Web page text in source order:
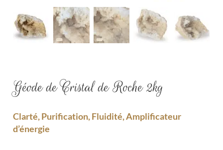
Géode de Cristal de Roche 2kg
Clarté, Purification, Fluidité, Amplificateur
d’énergie